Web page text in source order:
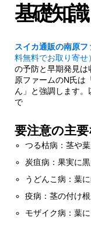
2.1.1.
2.2.2.
3.1.予
3.1.1.
4.まとめ
基礎知識
スイカ通販の南原フ
料無料でお取り寄せ）
の予防と早期発見
原ファームのN氏は
ん」と強調します
で
要注意の主
つる枯病：茎や
炭疽病：果実に
うどんこ病：葉
疫病：茎の付け
モザイク病：葉